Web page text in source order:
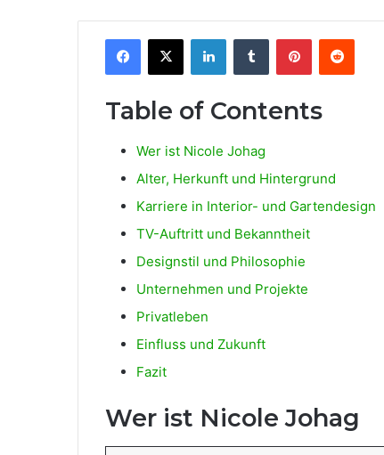
Facebook
X LinkedInTumblr PinterestReddit
Table of Contents
Wer ist Nicole Johag
Alter, Herkunft und Hintergrund
Karriere in Interior- und Gartendesign
TV-Auftritt und Bekanntheit
Designstil und Philosophie
Unternehmen und Projekte
Privatleben
Einfluss und Zukunft
Fazit
Wer ist Nicole Johag